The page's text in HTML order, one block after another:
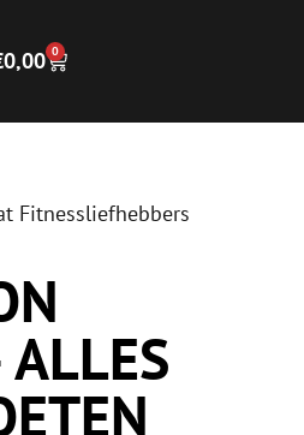
0,00 0
Fitnessliefhebbers